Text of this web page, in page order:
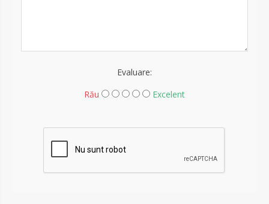
Evaluare:
Rău
Excelent